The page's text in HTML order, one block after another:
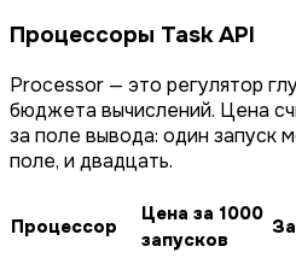
Процессоры Task API
Processor — это регулятор
бюджета вычислений. Цена
за поле вывода: один запуск
поле, и двадцать.
Процессор
Цена за 1000
запусков